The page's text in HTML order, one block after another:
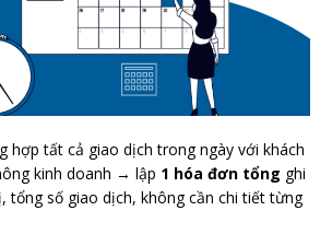
hợp tất cả giao dịch trong ngày với khách
kinh doanh → lập 1 hóa đơn tổng ghi
tổng số giao dịch, không cần chi tiết từng